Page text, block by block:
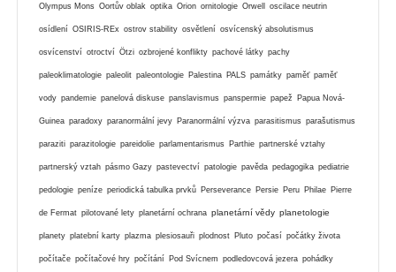
Olympus Mons Oortův oblak optika Orion ornitologie Orwell oscilace neutrin
osídlení OSIRIS-REx ostrov stability osvětlení osvícenský absolutismus
osvícenství otroctví Ötzi ozbrojené konflikty pachové látky pachy
paleoklimatologie paleolit paleontologie Palestina PALS památky paměť paměť
vody pandemie panelová diskuse panslavismus panspermie papež Papua Nová-
Guinea paradoxy paranormální jevy Paranormální výzva parasitismus parašutismus
paraziti parazitologie pareidolie parlamentarismus Parthie partnerské vztahy
partnerský vztah pásmo Gazy pastevectví patologie pavěda pedagogika pediatrie
pedologie peníze periodická tabulka prvků Perseverance Persie Peru Philae Pierre
de Fermat pilotované lety planetární ochrana planetární vědy planetologie
planety platební karty plazma plesiosauři plodnost Pluto počasí počátky života
počítače počítačové hry počítání Pod Svícnem podledovcová jezera pohádky